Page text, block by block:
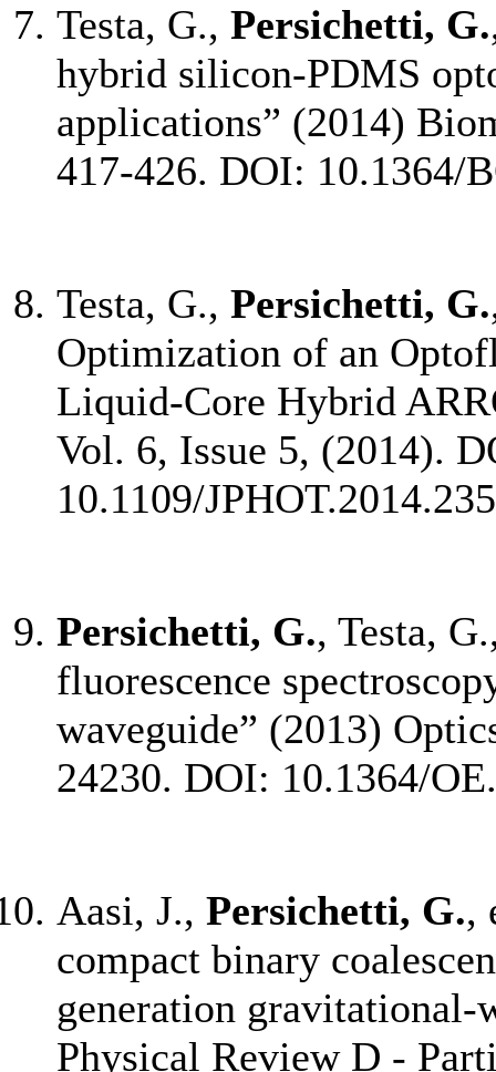
Testa, G., Persichetti, G.
hybrid silicon-PDMS
applications” (2014)
417-426. DOI: 10.1364/
Testa, G., Persichetti, G.
Optimization of an
Liquid-Core Hybrid
Vol. 6, Issue 5, (2014).
10.1109/
Persichetti, G., Testa,
fluorescence
waveguide” (2013)
24230. DOI: 10.1364/
Aasi, J., Persichetti, G.,
compact binary
generation gravitational-
Physical Review D -